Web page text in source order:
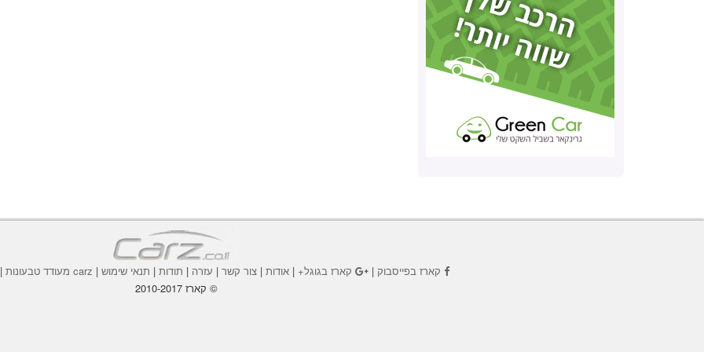
קארז בפייסבוק | קארז בגוגל+ | אודות | צור קשר | עזרה | תודות | תנאי שימוש | carz מעודד טבעונות |
© קארז 2010-2017